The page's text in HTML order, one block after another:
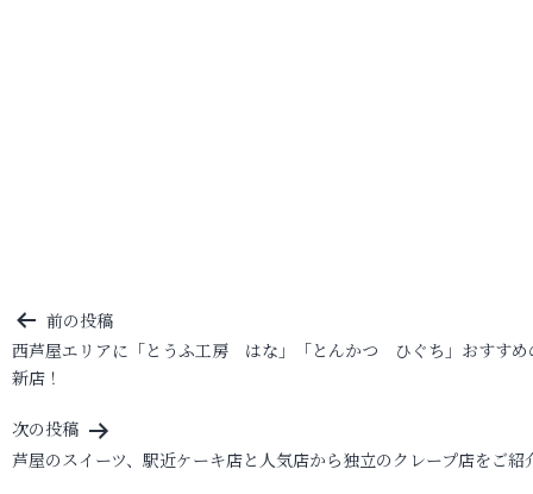
投
稿
ナ
ビ
ゲ
前の投稿
西芦屋エリアに「とうふ工房 はな」「とんかつ ひぐち」おすすめ
新店！
次の投稿
芦屋のスイーツ、駅近ケーキ店と人気店から独立のクレープ店をご